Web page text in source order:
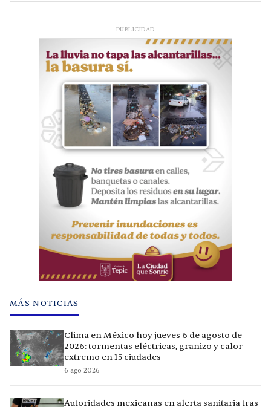
PUBLICIDAD
MÁS NOTICIAS
Clima en México hoy jueves 6 de agosto de
2026: tormentas eléctricas, granizo y calor
extremo en 15 ciudades
6 ago 2026
Autoridades mexicanas en alerta sanitaria tras